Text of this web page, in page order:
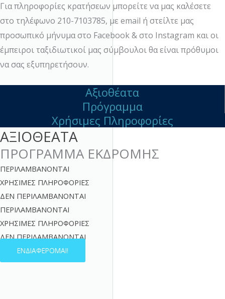
Για πληροφορίες κρατήσεων μπορείτε να μας καλέσετε
στο τηλέφωνο 210-7103785, με email ή στείλτε μας
προσωπικό μήνυμα στο Facebook& στο Instagram και οι
έμπειροι ταξιδιωτικοί μας σύμβουλοι θα είναι πρόθυμοι
να σας εξυπηρετήσουν.
Αξιοθέατα
Πρόγραμμα
Χρήσιμες Πληροφορίες
ΑΞΙΟΘΕΑΤΑ
ΠΡΟΓΡΑΜΜΑ ΕΚΔΡΟΜΗΣ
ΠΕΡΙΛΑΜΒΑΝΟΝΤΑΙ
ΧΡΉΣΙΜΕΣ ΠΛΗΡΟΦΟΡΊΕΣ
ΔΕΝ ΠΕΡΙΛΑΜΒΑΝΟΝΤΑΙ
ΠΕΡΙΛΑΜΒΑΝΟΝΤΑΙ
ΧΡΉΣΙΜΕΣ ΠΛΗΡΟΦΟΡΊΕΣ
ΔΕΝ ΠΕΡΙΛΑΜΒΑΝΟΝΤΑΙ
ΕΝΔΙΑΦΕΡΟΜΑΙ!